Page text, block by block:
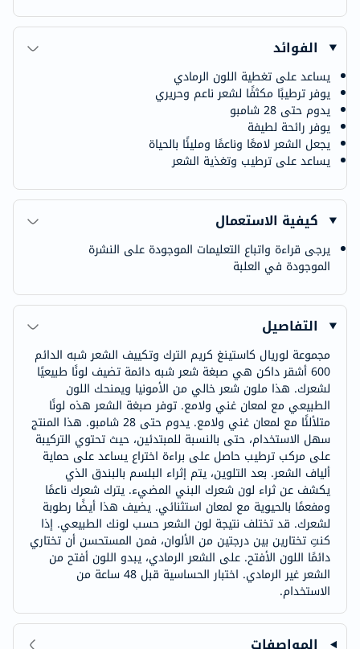
الفوائد
يساعد على تغطية اللون الرمادي
يوفر ترطيبًا مكثفًا لشعر ناعم وحريري
يدوم حتى 28 شامبو
يوفر رائحة لطيفة
يجعل الشعر لامعًا وناعمًا ومليئًا بالحياة
يساعد على ترطيب وتغذية الشعر
كيفية الاستعمال
يرجى قراءة واتباع التعليمات الموجودة على النشرة
الموجودة في العلبة
التفاصيل
مجموعة لوريال كاستينغ كريم الترك وتكييف الشعر شبه الدائم
600 أشقر داكن هي صبغة شعر شبه دائمة تضيف لونًا طبيعيًا
لشعرك. هذا ملون شعر خالي من الأمونيا ويمنحك اللون
الطبيعي مع لمعان غني ولامع. توفر صبغة الشعر هذه لونًا
متلألئًا مع لمعان غني ولامع. يدوم حتى 28 شامبو. هذا المنتج
سهل الاستخدام، حتى بالنسبة للمبتدئين، حيث تحتوي التركيبة
على مركب ترطيب حاصل على براءة اختراع يساعد على حماية
ألياف الشعر. بعد التلوين، يتم إثراء البلسم بالبندق الذي
يكشف عن ثراء لون شعرك البني المضيء. يترك شعرك ناعمًا
ومفعمًا بالحيوية مع لمعان استثنائي. يضيف هذا أيضًا رطوبة
لشعرك. قد تختلف نتيجة لون الشعر حسب لونك الطبيعي. إذا
كنتِ تختارين بين درجتين من الألوان، فمن المستحسن أن تختاري
دائمًا اللون الأفتح. على الشعر الرمادي، يبدو اللون أفتح من
الشعر غير الرمادي. اختبار الحساسية قبل 48 ساعة من
الاستخدام.